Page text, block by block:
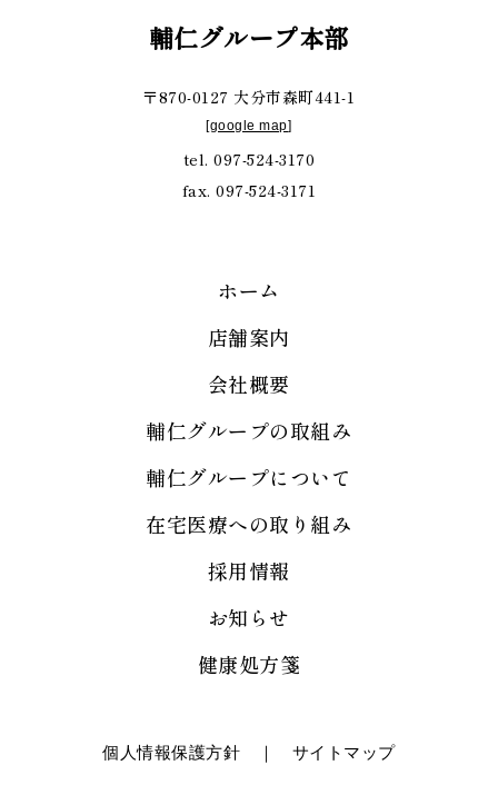
輔仁グループ本部
〒870-0127 大分市森町441-1
[google map]
tel. 097-524-3170
fax. 097-524-3171
ホーム
店舗案内
会社概要
輔仁グループの取組み
輔仁グループについて
在宅医療への取り組み
採用情報
お知らせ
健康処方箋
個人情報保護方針 ｜ サイトマップ